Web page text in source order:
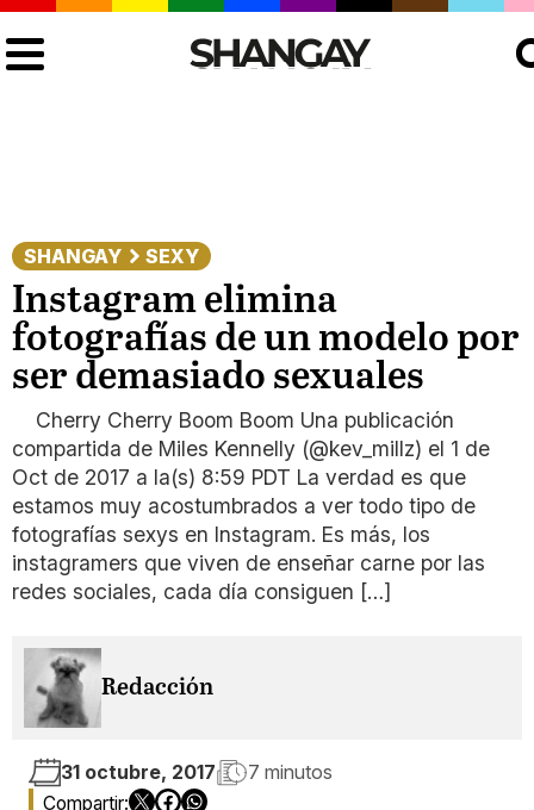
SHANGAY SEXY
Instagram elimina
fotografías de un modelo por
ser demasiado sexuales
Cherry Cherry Boom Boom Una publicación
compartida de Miles Kennelly (@kev_millz) el 1 de
Oct de 2017 a la(s) 8:59 PDT La verdad es que
estamos muy acostumbrados a ver todo tipo de
fotografías sexys en Instagram. Es más, los
instagramers que viven de enseñar carne por las
redes sociales, cada día consiguen […]
Redacción
31 octubre, 2017 7 minutos